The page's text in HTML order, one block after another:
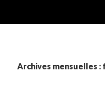
Archives mensuelles :